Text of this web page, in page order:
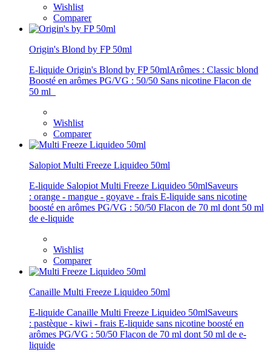
Wishlist
Comparer
Origin's Blond by FP 50ml
E-liquide Origin's Blond by FP 50mlArômes : Classic blond
Boosté en arômes PG/VG : 50/50 Sans nicotine Flacon de
50 ml
Wishlist
Comparer
Salopiot Multi Freeze Liquideo 50ml
E-liquide Salopiot Multi Freeze Liquideo 50mlSaveurs
: orange - mangue - goyave - frais E-liquide sans nicotine
boosté en arômes PG/VG : 50/50 Flacon de 70 ml dont 50 ml
de e-liquide
Wishlist
Comparer
Canaille Multi Freeze Liquideo 50ml
E-liquide Canaille Multi Freeze Liquideo 50mlSaveurs
: pastèque - kiwi - frais E-liquide sans nicotine boosté en
arômes PG/VG : 50/50 Flacon de 70 ml dont 50 ml de e-
liquide